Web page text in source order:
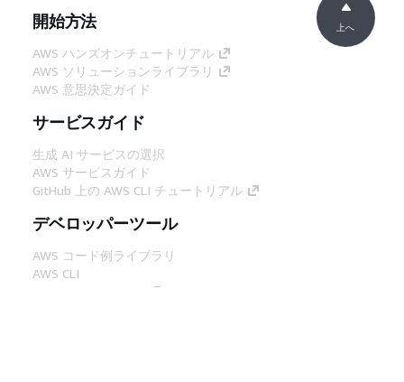
開始方法
AWS ハンズオンチュートリアル
AWS ソリューションライブラリ
AWS 意思決定ガイド
サービスガイド
生成 AI サービスの選択
AWS サービスガイド
GitHub 上の AWS CLI チュートリアル
デベロッパーツール
AWS コード例ライブラリ
AWS CLI
上へ